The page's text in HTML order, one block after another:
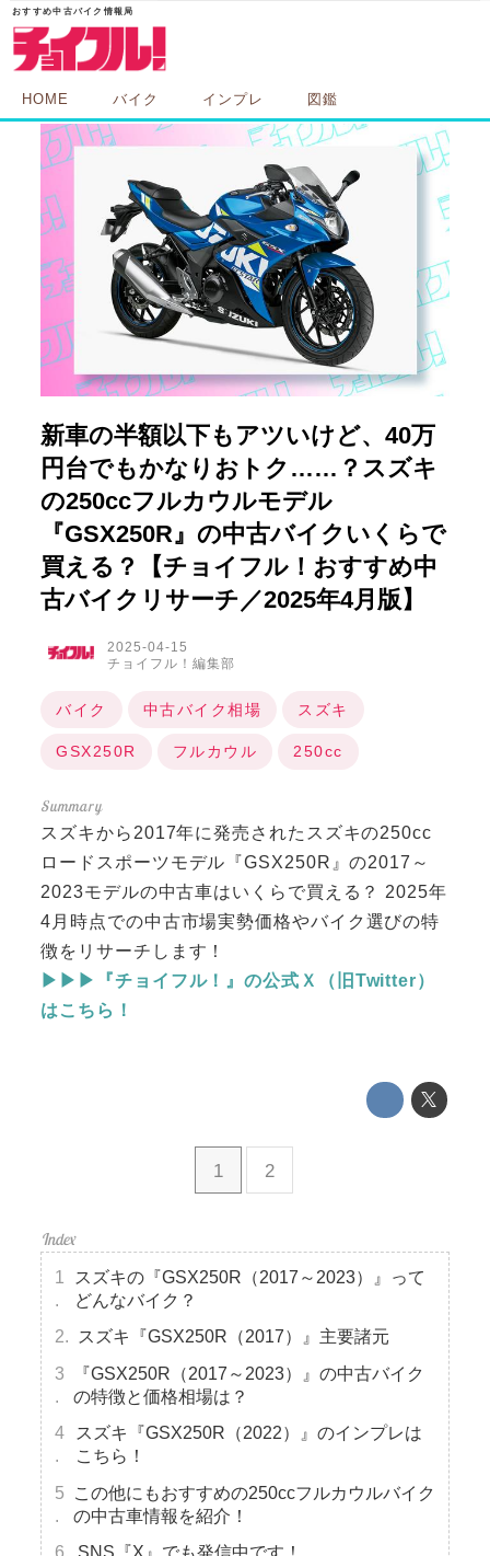
HOME バイク インプレ 図鑑
新車の半額以下もアツいけど、40万
円台でもかなりおトク……？スズキ
の250ccフルカウルモデル
『GSX250R』の中古バイクいくらで
買える？【チョイフル！おすすめ中
古バイクリサーチ／2025年4月版】
2025-04-15
チョイフル！編集部
バイク 中古バイク相場 スズキ
GSX250R フルカウル 250cc
スズキから2017年に発売されたスズキの250cc
ロードスポーツモデル『GSX250R』の2017～
2023モデルの中古車はいくらで買える？ 2025年
4月時点での中古市場実勢価格やバイク選びの特
徴をリサーチします！
▶▶▶『チョイフル！』の公式Ｘ（旧Twitter）
はこちら！
1 2
スズキの『GSX250R（2017～2023）』って
どんなバイク？
スズキ『GSX250R（2017）』主要諸元
『GSX250R（2017～2023）』の中古バイク
の特徴と価格相場は？
スズキ『GSX250R（2022）』のインプレは
こちら！
この他にもおすすめの250ccフルカウルバイク
の中古車情報を紹介！